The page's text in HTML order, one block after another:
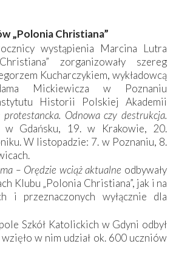
„Polonia Christiana”
wystąpienia Marcina Lutra
zorganizowały szereg
Kucharczykiem, wykładowcą
Mickiewicza w Poznaniu
Historii Polskiej Akademii
protestancka. Odnowa czy destrukcja.
Gdańsku, 19. w Krakowie, 20.
W listopadzie: 7. w Poznaniu, 8.
– Orędzie wciąż aktualne odbywały
Klubu „Polonia Christiana”, jak i na
i przeznaczonych wyłącznie dla
Szkół Katolickich w Gdyni odbył
wzięło w nim udział ok. 600 uczniów